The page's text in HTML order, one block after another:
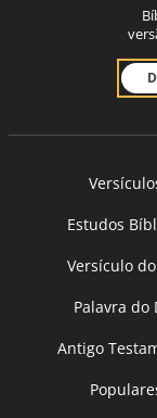
Estudos
Versículo
Palavra do
Antigo